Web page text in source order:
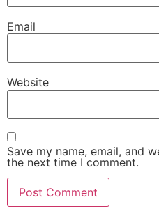
Email
Website
Save my name, email, and
the next time I comment.